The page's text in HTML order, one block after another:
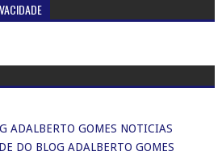
ADALBERTO GOMES NOTICIAS
DO BLOG ADALBERTO GOMES